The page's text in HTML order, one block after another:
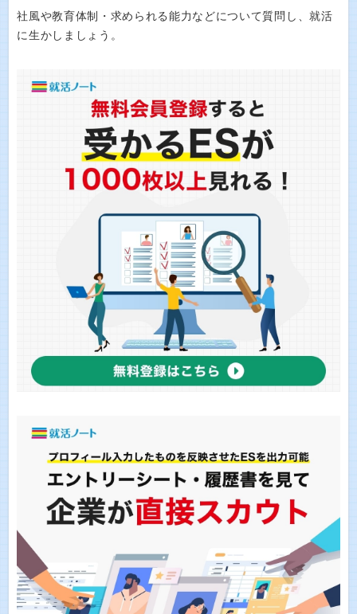
社風や教育体制・求められる能力などについて質問し、就活
に生かしましょう。